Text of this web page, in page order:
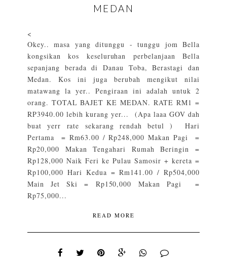
MEDAN
<
Okey.. masa yang ditunggu - tunggu jom Bella
kongsikan kos keseluruhan perbelanjaan Bella
sepanjang berada di Danau Toba, Berastagi dan
Medan. Kos ini juga berubah mengikut nilai
matawang la yer.. Pengiraan ini adalah untuk 2
orang. TOTAL BAJET KE MEDAN. RATE RM1 =
RP3940.00 lebih kurang yer... (Apa laaa GOV dah
buat yerr rate sekarang rendah betul ) Hari
Pertama = Rm63.00 / Rp248,000 Makan Pagi =
Rp20,000 Makan Tengahari Rumah Beringin =
Rp128,000 Naik Feri ke Pulau Samosir + kereta =
Rp100,000 Hari Kedua = Rm141.00 / Rp504,000
Main Jet Ski = Rp150,000 Makan Pagi =
Rp75,000...
READ MORE